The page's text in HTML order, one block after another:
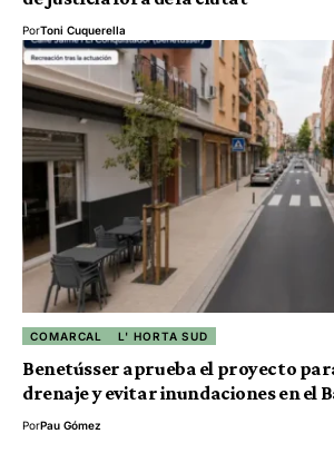
PorToni Cuquerella
COMARCAL L' HORTA SUD
Benetússer aprueba el proyecto
drenaje y evitar inundaciones en el
PorPau Gómez